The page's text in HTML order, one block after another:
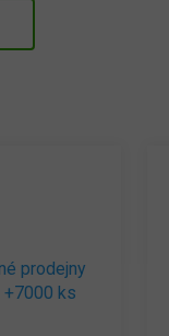
prodejny
ks